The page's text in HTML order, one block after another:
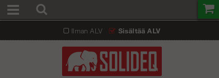
Ilman ALV Sisältää ALV